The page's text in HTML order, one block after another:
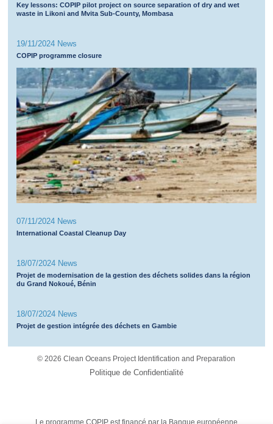
Key lessons: COPIP pilot project on source separation of dry and wet
waste in Likoni and Mvita Sub-County, Mombasa
19/11/2024 News
COPIP programme closure
07/11/2024 News
International Coastal Cleanup Day
18/07/2024 News
Projet de modernisation de la gestion des déchets solides dans la région
du Grand Nokoué, Bénin
18/07/2024 News
Projet de gestion intégrée des déchets en Gambie
©2026 Clean Oceans Project Identification and Preparation
Politique de Confidentialité
Le programme COPIP est financé par la Banque européenne